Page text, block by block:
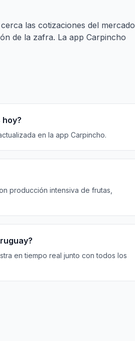
las cotizaciones del mercado
de la zafra. La app Carpincho
hoy?
en la app Carpincho.
producción intensiva de frutas,
en tiempo real junto con todos los